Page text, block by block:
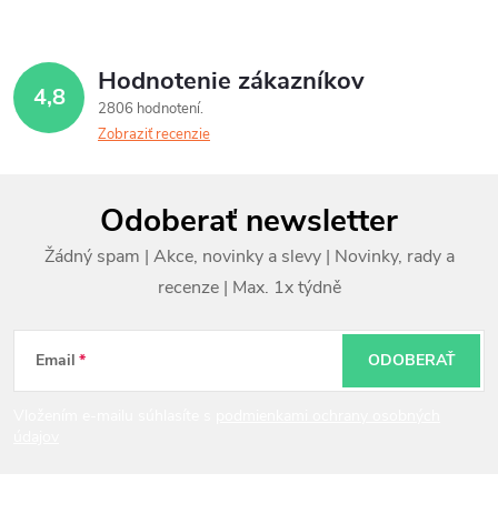
4,8 Hodnotenie zákazníkov
2806 hodnotení
Zobraziť recenzie
ä
Odoberať newsletter
Email ODOBERAŤ